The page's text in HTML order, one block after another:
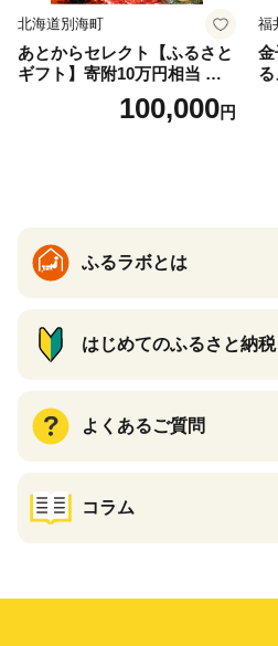
北海道別海町
あとからセレクト【ふるさと
ギフト】寄附10万円相当 あ
とから選べる！ ギフト いく
ら ほたて 海鮮 牛肉 別海町
ギフト ふるさと納税 ）
100,000円
福
金
ふるラボとは
はじめてのふるさと納税
よくあるご質問
コラム